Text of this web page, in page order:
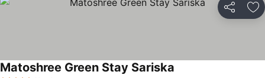
Deli
Matoshree Green Stay Sariska